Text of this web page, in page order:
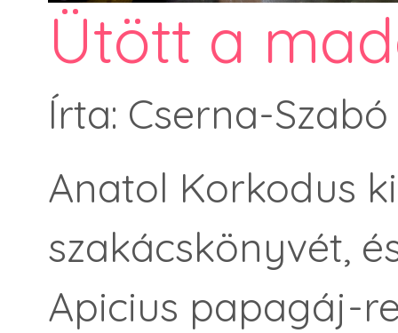
Ütött a
Írta: Cserna-
Anatol Korkodus
szakácskönyvét,
Apicius papagáj-